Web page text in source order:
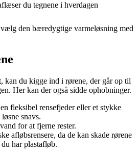
du tegnene i hverdagen
den bæredygtige varmeløsning med
kan du kigge ind i rørene, der går op til
Her kan der også sidde ophobninger.
fleksibel rensefjeder eller et stykke
snavs.
for at fjerne rester.
afløbsrensere, da de kan skade rørene
har plastafløb.